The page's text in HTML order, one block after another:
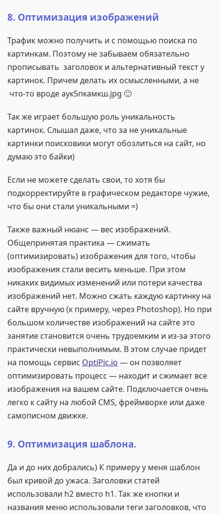
8. Оптимизация изображений
Трафик можно получить и с помощью поиска по
картинкам. Поэтому не забываем обязательно
прописывать заголовок и альтернативный текст у
картинок. Причем делать их осмысленными, а не
что-то вроде аук5пкамкш.jpg 🙂
Так же играет большую роль уникальность
картинок. Слышал даже, что за не уникальные
картинки поисковики могут обозлиться на сайт, но
думаю это байки)
Если не можете сделать свои, то хотя бы
подкорректируйте в графическом редакторе чужие,
что бы они стали уникальными =)
Также важный нюанс — вес изображений.
Общепринятая практика — сжимать
(оптимизировать) изображения для того, чтобы
изображения стали весить меньше. При этом
никаких видимых изменений или потери качества
изображений нет. Можно сжать каждую картинку на
сайте вручную (к примеру, через Photoshop). Но при
большом количестве изображений на сайте это
занятие становится очень трудоемким и из-за этого
практически невыполнимым. В этом случае придет
на помощь сервис OptiPic.io — он позволяет
оптимизировать процесс — находит и сжимает все
изображения на вашем сайте. Подключается очень
легко к сайту на любой CMS, фреймворке или даже
самописном движке.
9. Оптимизация шаблона.
Да и до них добрались) К примеру у меня шаблон
был кривой до ужаса. Заголовки статей
использовали h2 вместо h1. Так же кнопки и
названия меню использовали теги заголовков, что